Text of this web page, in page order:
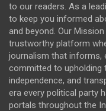
to our readers. As a
to keep you informed
and beyond. Our
trustworthy platform
journalism that informs,
committed to upholding
independence, and
era every political party
portals throughout the